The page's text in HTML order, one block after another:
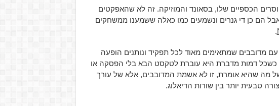
הכספיים שלו, בסאונד והמוזיקה. זה לא שהאפקטים
הם כן די גנרים ונשמעים כמו כאלה ששמענו ממשחקים
.
מדובבים שמתאימים מאוד לכל תפקיד ונותנים הופעה
כשכל דמות מדברת היא עוברת לטקסט הבא בלי הפסקה או
מה שהיא אומרת, זו לא אשמת המדובבים, אלא של עורך
טבעית יותר בין שורות הדיאלוג.